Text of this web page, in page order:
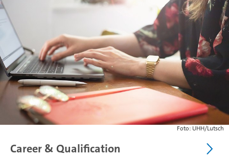
Foto: UHH/Lutsch
Career & Qualification